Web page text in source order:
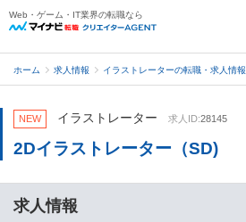
Web・ゲーム・IT業界の転職なら
ホーム 求人情報 イラストレーターの転職・求人情報
NEW イラストレーター 求人ID:28145
2Dイラストレーター（SD)
求人情報